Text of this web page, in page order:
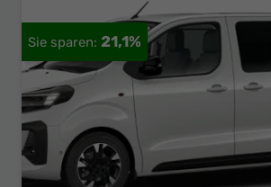
21,1%